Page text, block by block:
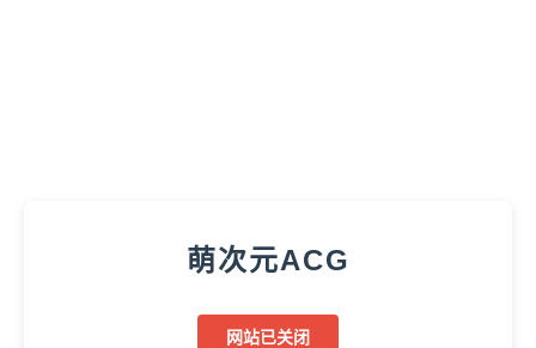
萌次元ACG
网站已关闭